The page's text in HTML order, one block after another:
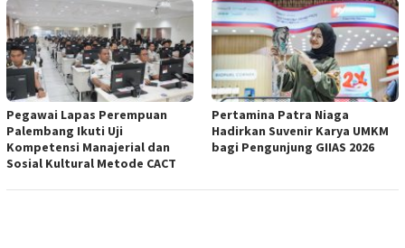
Pegawai Lapas Perempuan
Palembang Ikuti Uji
Kompetensi Manajerial dan
Sosial Kultural Metode CACT
Pertamina Patra Niaga
Hadirkan Suvenir Karya UMKM
bagi Pengunjung GIIAS 2026